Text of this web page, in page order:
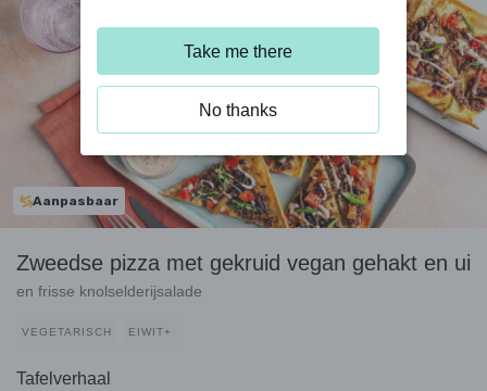
Aanpasbaar
Zweedse pizza met gekruid vegan gehakt en ui
en frisse knolselderijsalade
VEGETARISCH EIWIT+
Tafelverhaal
Take me there
No thanks